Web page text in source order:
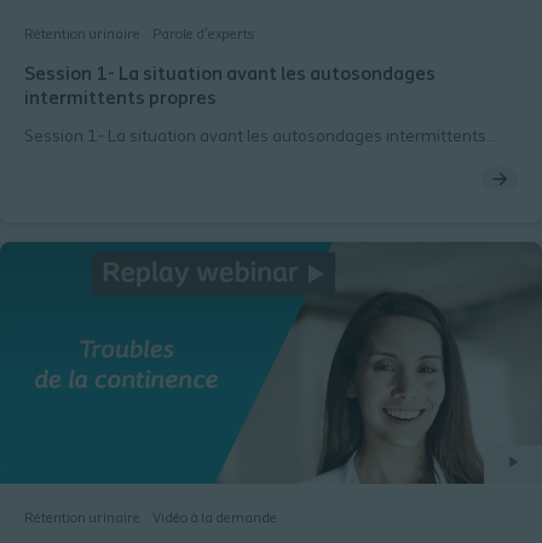
Rétention urinaire Parole d’experts
Session 1- La situation avant les autosondages
intermittents propres
Session 1- La situation avant les autosondages intermittents
Rétention urinaire Vidéo à la demande